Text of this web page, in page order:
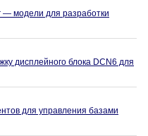
— модели для разработки
дисплейного блока DCN6 для
для управления базами